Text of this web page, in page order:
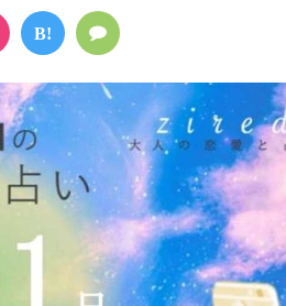
B!